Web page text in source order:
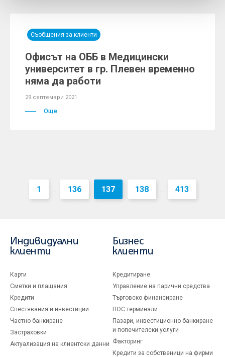
Съобщения за клиенти
Офисът на ОББ в Медицински
университет в гр. Плевен временно
няма да работи
29 септември 2021
Още
1 ... 136 137 138 ... 413
Индивидуални
клиенти
Карти
Сметки и плащания
Кредити
Спестявания и инвестиции
Частно банкиране
Застраховки
Актуализация на клиентски данни
Бизнес
клиенти
Кредитиране
Управление на парични средства
Търговско финансиране
ПОС терминали
Пазари, инвестиционно банкиране
и попечителски услуги
Факторинг
Кредити за собственици на фирми